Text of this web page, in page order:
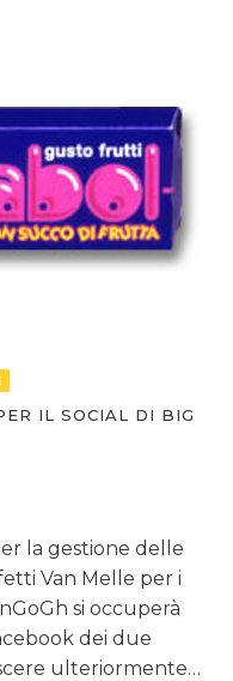
IL SOCIAL DI BIG
la gestione delle
Van Melle per i
si occuperà
dei due
ulteriormente…